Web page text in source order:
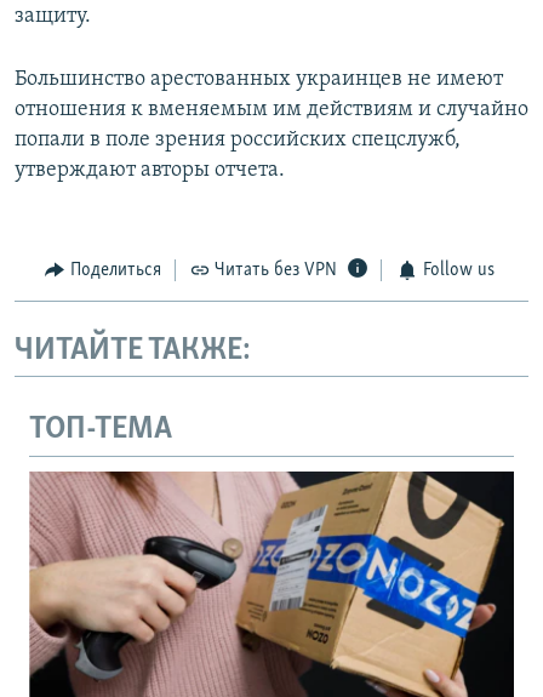
защиту.
Большинство арестованных украинцев не имеют
отношения к вменяемым им действиям и случайно
попали в поле зрения российских спецслужб,
утверждают авторы отчета.
Поделиться Читать без VPN Follow us
ЧИТАЙТЕ ТАКЖЕ:
ТОП-ТЕМА